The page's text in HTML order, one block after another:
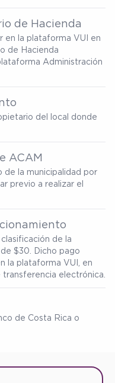
de Hacienda
en la plataforma VUI en
de Hacienda
Administración
del local donde
ACAM
de la municipalidad por
previo a realizar el
de la
$30. Dicho pago
la plataforma VUI, en
electrónica.
de Costa Rica o